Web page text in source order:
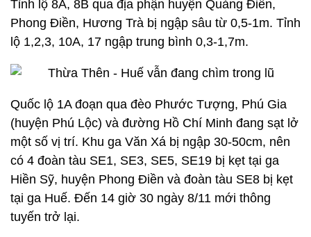
Tỉnh lộ 8A, 8B qua địa phận huyện Quảng Điền,
Phong Điền, Hương Trà bị ngập sâu từ 0,5-1m. Tỉnh
lộ 1,2,3, 10A, 17 ngập trung bình 0,3-1,7m.
Quốc lộ 1A đoạn qua đèo Phước Tượng, Phú Gia
(huyện Phú Lộc) và đường Hồ Chí Minh đang sạt lở
một số vị trí. Khu ga Văn Xá bị ngập 30-50cm, nên
có 4 đoàn tàu SE1, SE3, SE5, SE19 bị kẹt tại ga
Hiền Sỹ, huyện Phong Điền và đoàn tàu SE8 bị kẹt
tại ga Huế. Đến 14 giờ 30 ngày 8/11 mới thông
tuyến trở lại.